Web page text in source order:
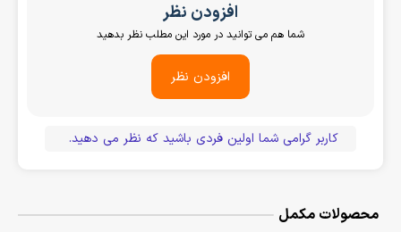
افزودن نظر
شما هم می توانید در مورد این مطلب نظر بدهید
افزودن نظر
کاربر گرامی شما اولین فردی باشید که نظر می دهید.
محصولات مکمل